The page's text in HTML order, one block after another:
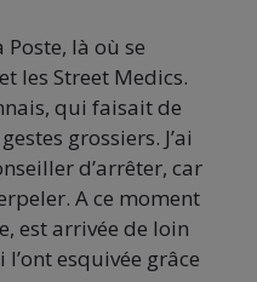
Poste, là où se
les Street Medics.
qui faisait de
grossiers. J’ai
d’arrêter, car
A ce moment
est arrivée de loin
l’ont esquivée grâce